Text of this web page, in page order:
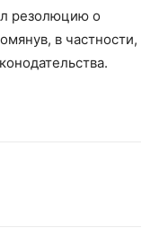
резолюцию о
в частности,